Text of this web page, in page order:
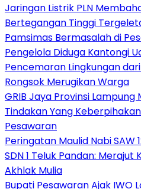
Jaringan Listrik PLN
Bertegangan Tinggi
Pamsimas Bermasalah di
Pengelola Diduga Kantongi
Pencemaran Lingkungan
Rongsok Merugikan Warga
GRIB Jaya Provinsi
Tindakan Yang
Pesawaran
Peringatan Maulid Nabi SAW
SDN 1 Teluk Pandan:
Akhlak Mulia
Bupati Pesawaran Ajak IWO